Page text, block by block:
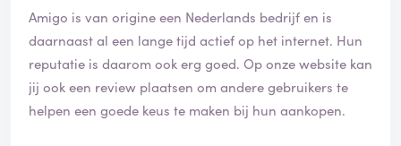
e
v
e
r
i
f
i
Amigo is van origine een Nederlands bedrijf en is
daarnaast al een lange tijd actief op het internet. Hun
reputatie is daarom ook erg goed. Op onze website kan
jij ook een review plaatsen om andere gebruikers te
helpen een goede keus te maken bij hun aankopen.